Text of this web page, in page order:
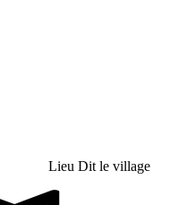
Lieu Dit le village